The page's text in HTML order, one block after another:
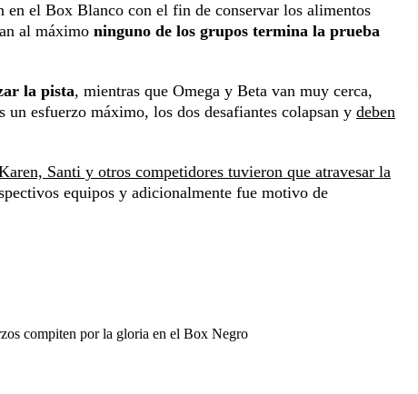
en el Box Blanco con el fin de conservar los alimentos
al máximo ninguno de los grupos termina la prueba
la pista, mientras que Omega y Beta van muy cerca,
un esfuerzo máximo, los dos desafiantes colapsan y deben
Santi y otros competidores tuvieron que atravesar la
equipos y adicionalmente fue motivo de
compiten por la gloria en el Box Negro